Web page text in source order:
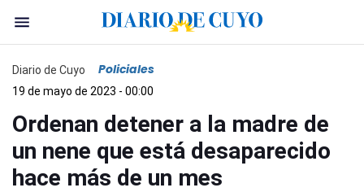
Diario de Cuyo Policiales
19 de mayo de 2023 - 00:00
Ordenan detener a la madre de
un nene que está desaparecido
hace más de un mes